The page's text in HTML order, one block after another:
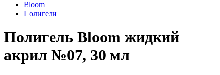
Bloom
Полигели
Полигель Bloom жидкий
акрил №07, 30 мл